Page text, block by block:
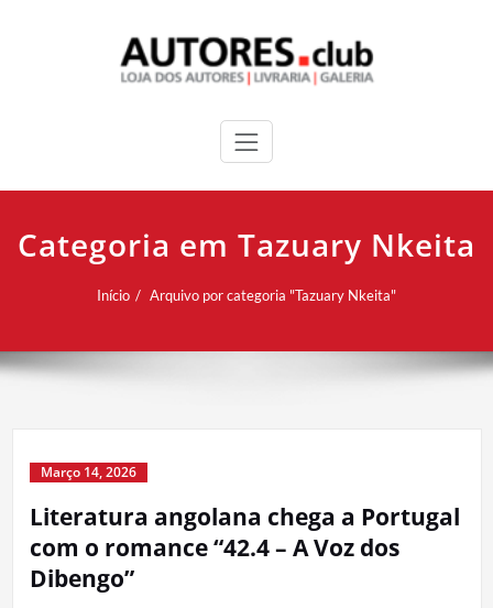
Categoria em Tazuary Nkeita
Início Arquivo por categoria "Tazuary Nkeita"
Março 14, 2026
Literatura angolana chega a Portugal
com o romance “42.4 – A Voz dos
Dibengo”